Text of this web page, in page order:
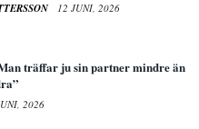
12 JUNI, 2026
träffar ju sin partner mindre än
2026